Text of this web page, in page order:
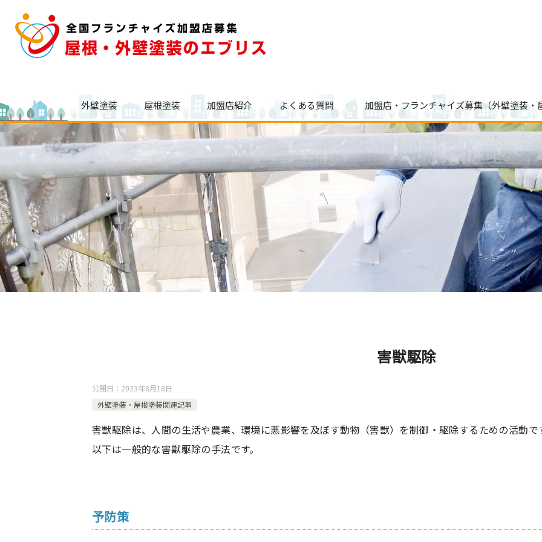
外壁塗装 屋根塗装 加盟店紹介 よくある質問 加盟店・フランチャイズ募集（外壁塗装・
害獣駆除
公開日： 2023年8月18日
外壁塗装・屋根塗装関連記事
害獣駆除は、人間の生活や農業、環境に悪影響を及ぼす動物（害獣）を制御・駆除するための活動で
以下は一般的な害獣駆除の手法です。
予防策